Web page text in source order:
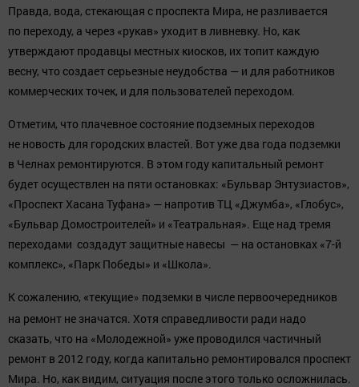
Правда, вода, стекающая с проспекта Мира, не разливается
по переходу, а через «рукав» уходит в ливневку. Но, как
утверждают продавцы местных киосков, их топит каждую
весну, что создает серьезные неудобства — и для работников
коммерческих точек, и для пользователей переходом.
Отметим, что плачевное состояние подземных переходов
не новость для городских властей. Вот уже два года подземки
в Челнах ремонтируются. В этом году капитальный ремонт
будет осуществлен на пяти остановках: «Бульвар Энтузиастов»,
«Проспект Хасана Туфана» — напротив ТЦ «Джумба», «Глобус»,
«Бульвар Домостроителей» и «Театральная». Еще над тремя
переходами создадут защитные навесы — на остановках «7-й
комплекс», «Парк Победы» и «Школа».
К сожалению, «текущие» подземки в числе первоочередников
на ремонт не значатся. Хотя справедливости ради надо
сказать, что на «Молодежной» уже проводился частичный
ремонт в 2012 году, когда капитально ремонтировался проспект
Мира. Но, как видим, ситуация после этого только осложнилась.